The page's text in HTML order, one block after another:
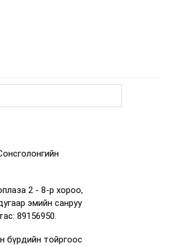
2 - 8-р хороо,
эмийн санруу
89156950.
бүрдийн тойргоос